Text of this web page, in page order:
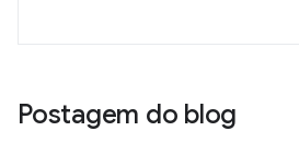
Postagem do blog